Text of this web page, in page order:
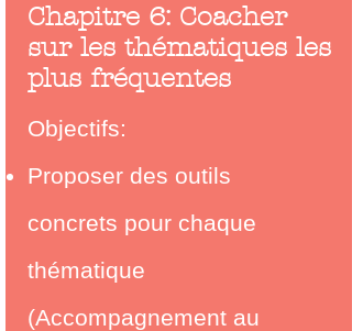
Chapitre 6: Coacher
sur les thématiques les
plus fréquentes
Objectifs:
Proposer des outils
concrets pour chaque
thématique
(Accompagnement au